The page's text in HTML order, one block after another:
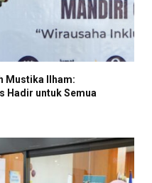
Mustika Ilham:
Hadir untuk Semua